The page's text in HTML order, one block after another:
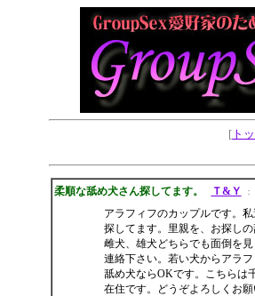
[ ト
柔順な舐め犬さん探してます。 Ｔ&Ｙ
アラフィフのカップルです。
探してます。里親を、お探し
雌犬、雄犬どちらでも面倒を見
連絡下さい。若い犬からアラ
舐め犬ならOKです。こちらは
在住です。どうぞよろしくお願